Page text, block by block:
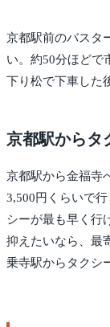
京都駅前のバスタ
い。約50分ほどで
下り松で下車した
京都駅からタ
京都駅から金福寺
3,500円くらいで
シーが最も早く行
抑えたいなら、最
乗寺駅からタクシ